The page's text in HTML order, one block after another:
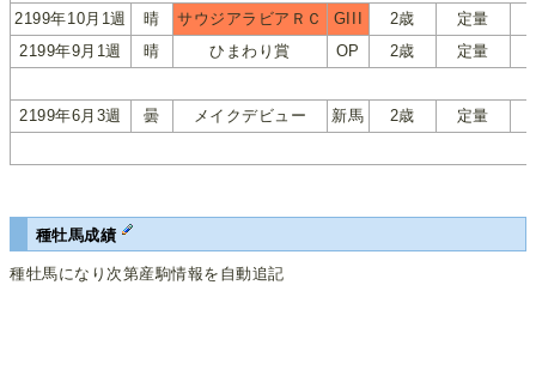
2199年10月1週 晴 サウジアラビアＲＣ GIII 2歳
定量
2199年9月1週
晴 ひまわり賞 OP 2歳 定量
2199年6月3週 曇 メイクデビュー 新馬 2歳 定量
種牡馬成績
種牡馬になり次第産駒情報を自動追記